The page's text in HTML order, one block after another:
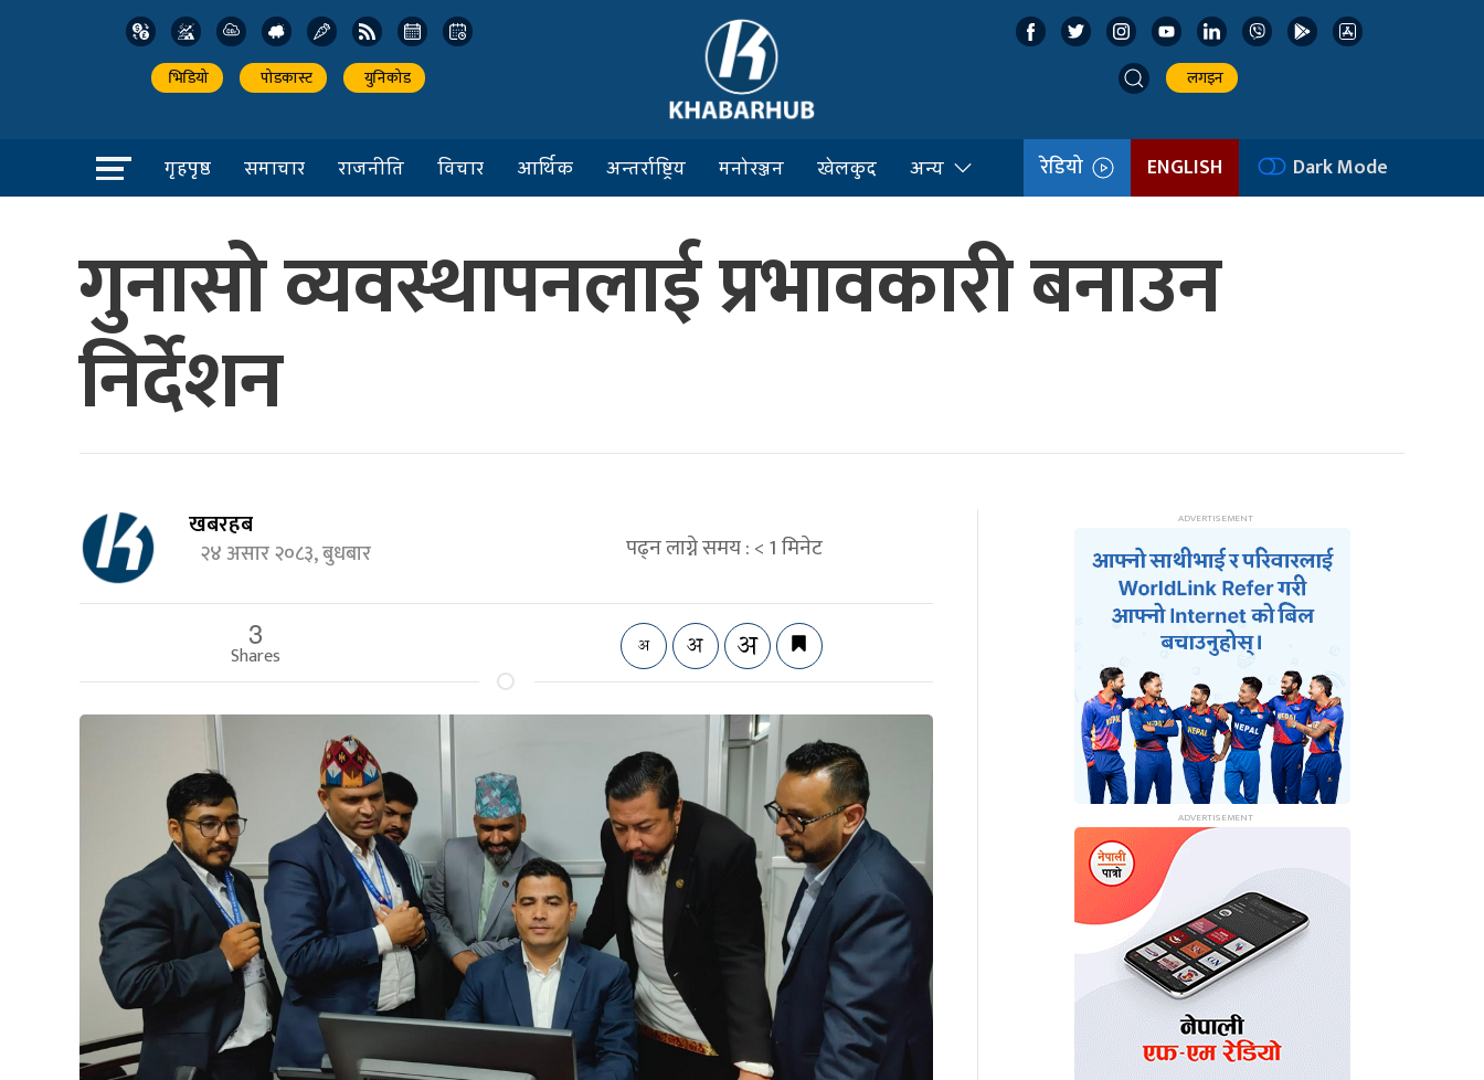
भिडियो पोडकास्ट युनिकोड लगइन
गृहपृष्ठ समाचार राजनीति विचार आर्थिक अन्तर्राष्ट्रिय मनोरञ्जन खेलकुद अन्य रेडियो ENGLISH Dark Mode
गुनासो व्यवस्थापनलाई प्रभावकारी बनाउन
निर्देशन
खबरहब
२४ असार २०८३, बुधबार पढ्न लाग्ने समय :< 1मिनेट
3
Shares